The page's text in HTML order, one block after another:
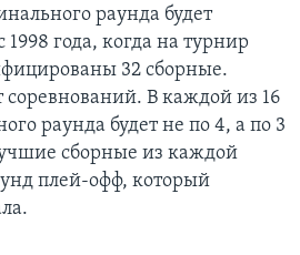
раунда будет
года, когда на турнир
32 сборные.
В каждой из 16
раунда будет не по 4, а по 3
сборные из каждой
плей-офф, который